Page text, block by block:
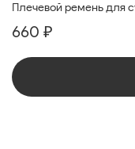
Плечевой ремень для
660 ₽